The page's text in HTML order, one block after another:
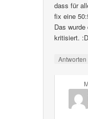
dass für
fix eine
Das
kritisiert. :D
Antworten